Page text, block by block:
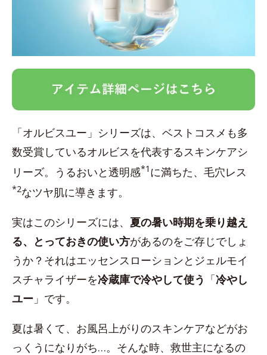
「オルビスユー」シリーズは、ベストコスメも多
数受賞しているオルビスを代表するスキンケアシ
リーズ。うるおいと透明感*1 に満ちた、毛穴レス
*2なツヤ肌に導きます。
実はこのシリーズには、 夏の暑い時期を乗り越え
る、とっておきの使い方があるのをご存じでしょ
うか？それはエッセンスローションとジェルモイ
スチャライザーを冷蔵庫で冷やして使う 「冷やし
ユー 」です。
夏は暑くて、お風呂上がりのスキンケアなどがお
っくうになりがち…。そんな時、救世主になるの